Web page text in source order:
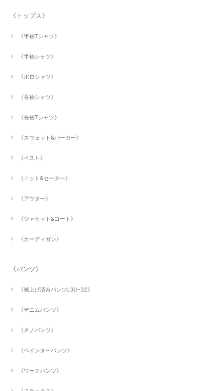
《トップス》
《半袖Tシャツ》
《半袖シャツ》
《ポロシャツ》
《長袖シャツ》
《長袖Tシャツ》
《スウェット&パーカー》
《ベスト》
《ニット&セーター》
《アウター》
《ジャケット&コート》
《カーディガン》
《パンツ》
《裾上げ済みパンツL30~32》
《デニムパンツ》
《チノパンツ》
《ペインターパンツ》
《ワークパンツ》